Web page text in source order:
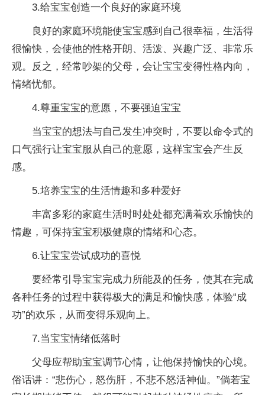
3.给宝宝创造一个良好的家庭环境
良好的家庭环境能使宝宝感到自己很幸福，生活得
很愉快，会使他的性格开朗、活泼、兴趣广泛、非常乐
观。反之，经常吵架的父母，会让宝宝变得性格内向，
情绪忧郁。
4.尊重宝宝的意愿，不要强迫宝宝
当宝宝的想法与自己发生冲突时，不要以命令式的
口气强行让宝宝服从自己的意愿，这样宝宝会产生反
感。
5.培养宝宝的生活情趣和多种爱好
丰富多彩的家庭生活时时处处都充满着欢乐愉快的
情趣，可保持宝宝积极健康的情绪和心态。
6.让宝宝尝试成功的喜悦
要经常引导宝宝完成力所能及的任务，使其在完成
各种任务的过程中获得极大的满足和愉快感，体验“成
功”的欢乐，从而变得乐观向上。
7.当宝宝情绪低落时
父母应帮助宝宝调节心情，让他保持愉快的心境。
俗话讲：“悲伤心，怒伤肝，不悲不怒活神仙。”倘若宝